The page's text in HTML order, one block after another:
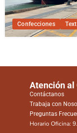
Confecciones
Atención al
Contáctanos
Trabaja con
Preguntas
Horario Oficina: